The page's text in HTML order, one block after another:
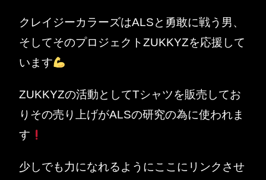
クレイジーカラーズはALSと勇敢に戦う男、
そしてそのプロジェクトZUKKYZを応援して
います
ZUKKYZの活動としてTシャツを販売してお
りその売り上げがALSの研究の為に使われま
す
少しでも力になれるようにここにリンクさせ